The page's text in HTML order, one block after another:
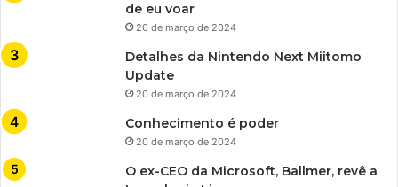
de eu voar
20 de março de 2024
Detalhes da Nintendo Next Miitomo
Update
20 de março de 2024
Conhecimento é poder
20 de março de 2024
O ex-CEO da Microsoft, Ballmer, revê a